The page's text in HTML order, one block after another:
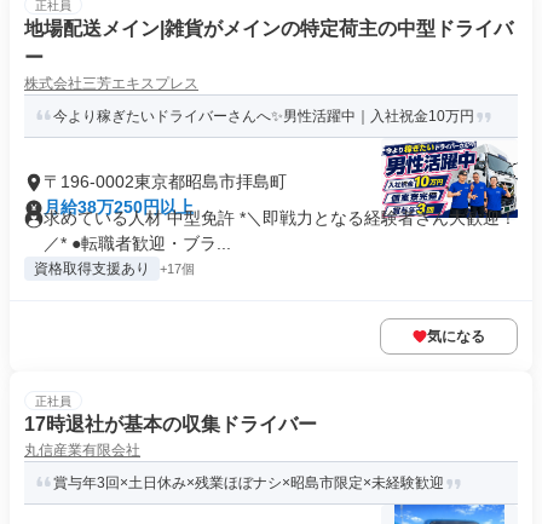
正社員
地場配送メイン|雑貨がメインの特定荷主の中型ドライバ
ー
株式会社三芳エキスプレス
今より稼ぎたいドライバーさんへ✨男性活躍中｜入社祝金10万円
〒196-0002東京都昭島市拝島町
月給38万250円以上
求めている人材 中型免許 *＼即戦力となる経験者さん大歓迎！
／* ●転職者歓迎・ブラ...
資格取得支援あり +17個
気になる
正社員
17時退社が基本の収集ドライバー
丸信産業有限会社
賞与年3回×土日休み×残業ほぼナシ×昭島市限定×未経験歓迎